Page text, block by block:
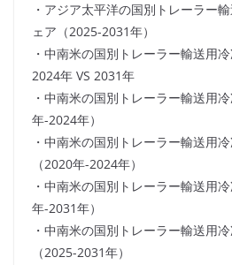
・アジア太平洋の国別トレーラー
ェア（2025-2031年）
・中南米の国別トレーラー輸送用
2024年 VS 2031年
・中南米の国別トレーラー輸送用
年-2024年）
・中南米の国別トレーラー輸送用
（2020年-2024年）
・中南米の国別トレーラー輸送用
年-2031年）
・中南米の国別トレーラー輸送用
（2025-2031年）